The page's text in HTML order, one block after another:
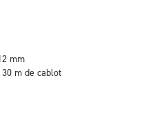
mm
m de cablot